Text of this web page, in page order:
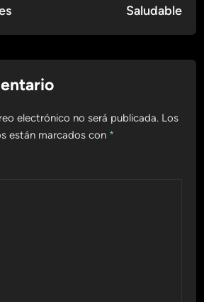
Saludable
electrónico no será publicada. Los
están marcados con *